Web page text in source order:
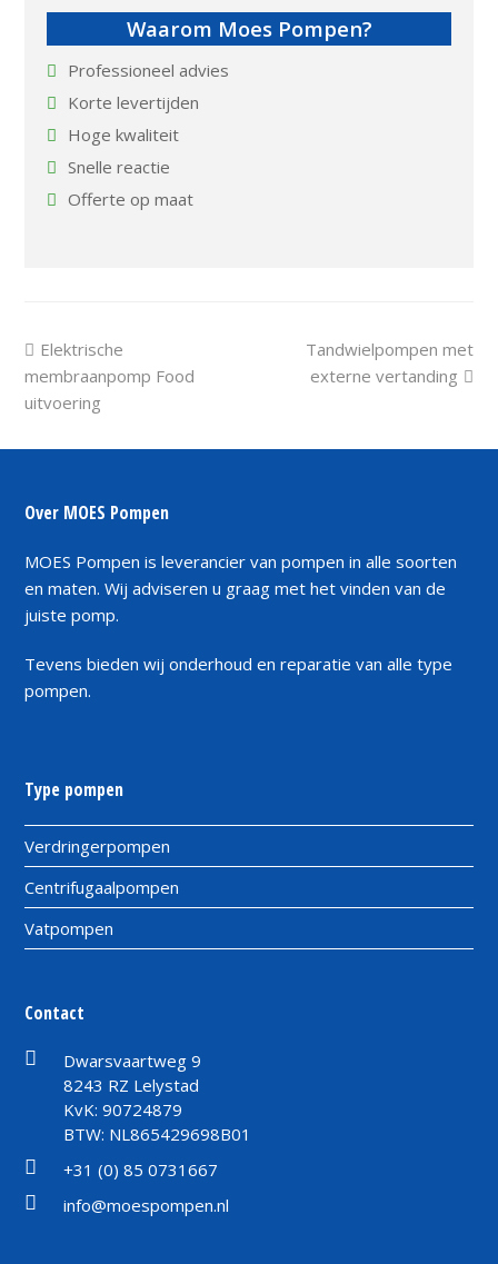
Waarom Moes Pompen?
Professioneel advies
Korte levertijden
Hoge kwaliteit
Snelle reactie
Offerte op maat
previous
post:
Elektrische
membraanpomp Food
uitvoering
next
post:
Tandwielpompen met
externe vertanding
Over MOES Pompen
MOES Pompen is leverancier van pompen in alle soorten
en maten. Wij adviseren u graag met het vinden van de
juiste pomp.
Tevens bieden wij onderhoud en reparatie van alle type
pompen.
Type pompen
Verdringerpompen
Centrifugaalpompen
Vatpompen
Contact
Dwarsvaartweg 9
8243 RZ Lelystad
KvK: 90724879
BTW: NL865429698B01
+31 (0) 85 0731667
info@moespompen.nl